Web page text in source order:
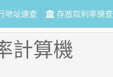
地址速查 存放款利率速查
計算機